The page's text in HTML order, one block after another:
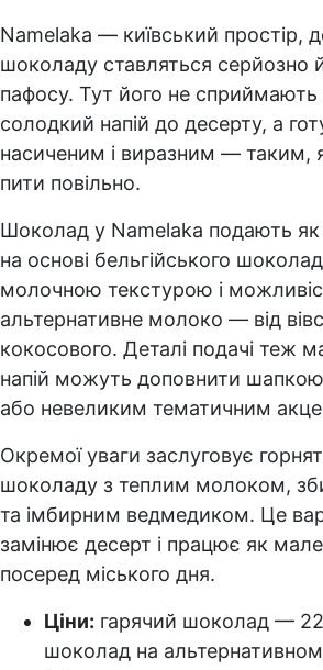
Namelaka — київський простір,
шоколаду ставляться серйозно
пафосу. Тут його не
солодкий напій до десерту, а
насиченим і виразним — таким,
пити повільно.
Шоколад у Namelaka подають як
на основі бельгійського
молочною текстурою і
альтернативне молоко — від
кокосового. Деталі подачі теж
напій можуть доповнити
або невеликим тематичним
Окремої уваги заслуговує
шоколаду з теплим молоком,
та імбирним ведмедиком. Це
замінює десерт і працює як
посеред міського дня.
Ціни: гарячий шоколад —
шоколад на